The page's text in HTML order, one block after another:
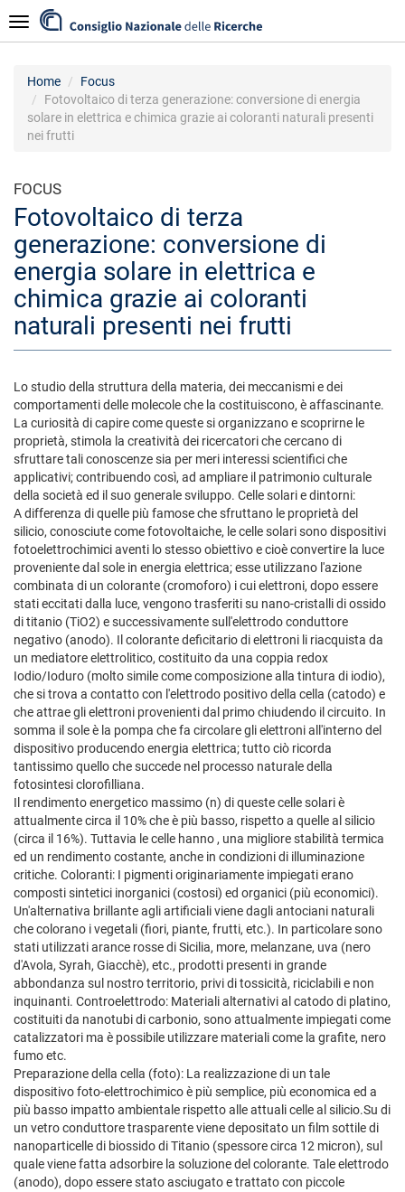
al
contenuto
Navigazione
Home
Focus
Fotovoltaico di terza generazione: conversione di energia
solare in elettrica e chimica grazie ai coloranti naturali presenti
nei frutti
FOCUS
Fotovoltaico di terza
generazione: conversione di
energia solare in elettrica e
chimica grazie ai coloranti
naturali presenti nei frutti
Lo studio della struttura della materia, dei meccanismi e dei
comportamenti delle molecole che la costituiscono, è affascinante.
La curiosità di capire come queste si organizzano e scoprirne le
proprietà, stimola la creatività dei ricercatori che cercano di
sfruttare tali conoscenze sia per meri interessi scientifici che
applicativi; contribuendo così, ad ampliare il patrimonio culturale
della società ed il suo generale sviluppo. Celle solari e dintorni:
A differenza di quelle più famose che sfruttano le proprietà del
silicio, conosciute come fotovoltaiche, le celle solari sono dispositivi
fotoelettrochimici aventi lo stesso obiettivo e cioè convertire la luce
proveniente dal sole in energia elettrica; esse utilizzano l'azione
combinata di un colorante (cromoforo) i cui elettroni, dopo essere
stati eccitati dalla luce, vengono trasferiti su nano-cristalli di ossido
di titanio (TiO2) e successivamente sull'elettrodo conduttore
negativo (anodo). Il colorante deficitario di elettroni li riacquista da
un mediatore elettrolitico, costituito da una coppia redox
Iodio/Ioduro (molto simile come composizione alla tintura di iodio),
che si trova a contatto con l'elettrodo positivo della cella (catodo) e
che attrae gli elettroni provenienti dal primo chiudendo il circuito. In
somma il sole è la pompa che fa circolare gli elettroni all'interno del
dispositivo producendo energia elettrica; tutto ciò ricorda
tantissimo quello che succede nel processo naturale della
fotosintesi clorofilliana.
Il rendimento energetico massimo (n­­­­) di queste celle solari è
attualmente circa il 10% che è più basso, rispetto a quelle al silicio
(circa il 16%). Tuttavia le celle hanno , una migliore stabilità termica
ed un rendimento costante, anche in condizioni di illuminazione
critiche. Coloranti: I pigmenti originariamente impiegati erano
composti sintetici inorganici (costosi) ed organici (più economici).
Un'alternativa brillante agli artificiali viene dagli antociani naturali
che colorano i vegetali (fiori, piante, frutti, etc.). In particolare sono
stati utilizzati arance rosse di Sicilia, more, melanzane, uva (nero
d'Avola, Syrah, Giacchè), etc., prodotti presenti in grande
abbondanza sul nostro territorio, privi di tossicità, riciclabili e non
inquinanti. Controelettrodo: Materiali alternativi al catodo di platino,
costituiti da nanotubi di carbonio, sono attualmente impiegati come
catalizzatori ma è possibile utilizzare materiali come la grafite, nero
fumo etc.
Preparazione della cella (foto): La realizzazione di un tale
dispositivo foto-elettrochimico è più semplice, più economica ed a
più basso impatto ambientale rispetto alle attuali celle al silicio.Su di
un vetro conduttore trasparente viene depositato un film sottile di
nanoparticelle di biossido di Titanio (spessore circa 12 micron), sul
quale viene fatta adsorbire la soluzione del colorante. Tale elettrodo
(anodo), dopo essere stato asciugato e trattato con piccole